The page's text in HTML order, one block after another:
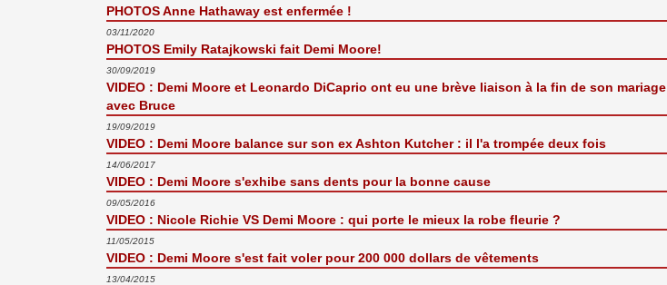
PHOTOS Anne Hathaway est enfermée !
03/11/2020
PHOTOS Emily Ratajkowski fait Demi Moore!
30/09/2019
VIDEO : Demi Moore et Leonardo DiCaprio ont eu une brève liaison à la fin de son mariage
avec Bruce
19/09/2019
VIDEO : Demi Moore balance sur son ex Ashton Kutcher : il l'a trompée deux fois
14/06/2017
VIDEO : Demi Moore s'exhibe sans dents pour la bonne cause
09/05/2016
VIDEO : Nicole Richie VS Demi Moore : qui porte le mieux la robe fleurie ?
11/05/2015
VIDEO : Demi Moore s'est fait voler pour 200 000 dollars de vêtements
13/04/2015